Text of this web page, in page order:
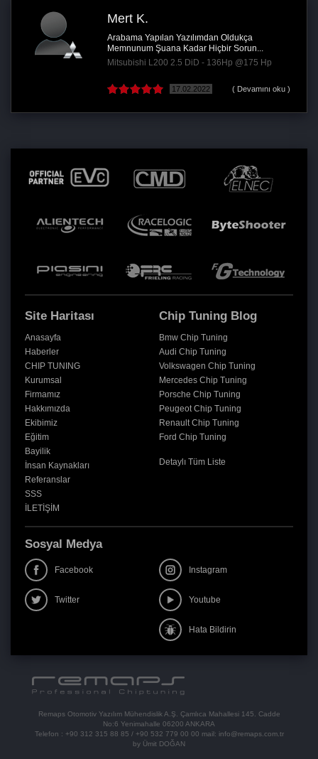
Mert K.
Arabama Yapılan Yazılımdan Oldukça
Memnunum Şuana Kadar Hiçbir Sorun...
Mitsubishi L200 2.5 DiD - 136Hp @175 Hp
17.02.2022 ( Devamını oku )
Site Haritası
Anasayfa
Haberler
CHIP TUNING
Kurumsal
Firmamız
Hakkımızda
Ekibimiz
Eğitim
Bayilik
İnsan Kaynakları
Referanslar
SSS
İLETİŞİM
Chip Tuning Blog
Bmw Chip Tuning
Audi Chip Tuning
Volkswagen Chip Tuning
Mercedes Chip Tuning
Porsche Chip Tuning
Peugeot Chip Tuning
Renault Chip Tuning
Ford Chip Tuning
Detaylı Tüm Liste
Sosyal Medya
Facebook Instagram
Twitter Youtube
Hata Bildirin
Remaps Otomotiv Yazılım Mühendislik A.Ş. Çamlıca Mahallesi 145. Cadde
No:6 Yenimahalle 06200 ANKARA
Telefon : +90 312 315 88 85 / +90 532 779 00 00 mail: info@remaps.com.tr
by Ümit DOĞAN